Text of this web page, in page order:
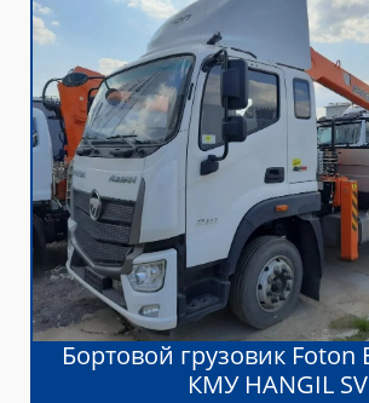
Бортовой грузовик Foton
КМУ HANGIL SV